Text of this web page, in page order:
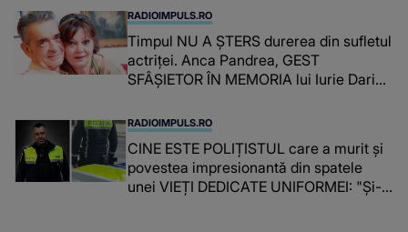
RADIOIMPULS.RO
Timpul NU A ȘTERS durerea din sufletul
actriței. Anca Pandrea, GEST
SFÂȘIETOR ÎN MEMORIA lui Iurie Darie:
timpul parcă..."
RADIOIMPULS.RO
CINE ESTE POLIȚISTUL care a murit și
povestea impresionantă din spatele
unei VIEȚI DEDICATE UNIFORMEI: "Și-a